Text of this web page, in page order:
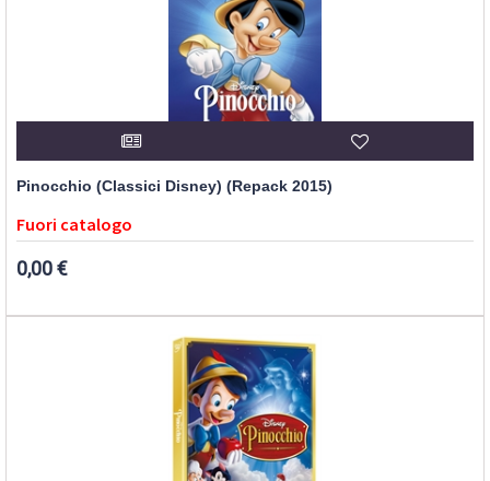
Pinocchio (Classici Disney) (Repack 2015)
Fuori catalogo
0,00 €